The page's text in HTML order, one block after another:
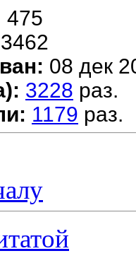
475
08 дек
3228 раз.
1179 раз.